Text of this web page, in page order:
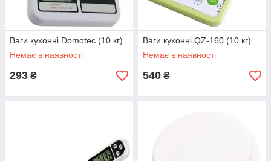
Ваги кухонні Domotec (10 кг)
Немає в наявності
293 ₴
Ваги кухонні QZ-160 (10 кг)
Немає в наявності
540 ₴